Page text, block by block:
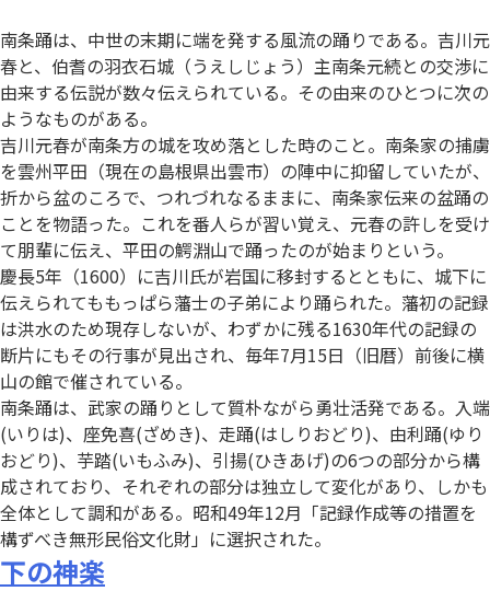
南条踊は、中世の末期に端を発する風流の踊りである。吉川元
春と、伯耆の羽衣石城（うえしじょう）主南条元続との交渉に
由来する伝説が数々伝えられている。その由来のひとつに次の
ようなものがある。
吉川元春が南条方の城を攻め落とした時のこと。南条家の捕虜
を雲州平田（現在の島根県出雲市）の陣中に抑留していたが、
折から盆のころで、つれづれなるままに、南条家伝来の盆踊の
ことを物語った。これを番人らが習い覚え、元春の許しを受け
て朋輩に伝え、平田の鰐淵山で踊ったのが始まりという。
慶長5年（1600）に吉川氏が岩国に移封するとともに、城下に
伝えられてももっぱら藩士の子弟により踊られた。藩初の記録
は洪水のため現存しないが、わずかに残る1630年代の記録の
断片にもその行事が見出され、毎年7月15日（旧暦）前後に横
山の館で催されている。
南条踊は、武家の踊りとして質朴ながら勇壮活発である。入端
(いりは)、座免喜(ざめき)、走踊(はしりおどり)、由利踊(ゆり
おどり)、芋踏(いもふみ)、引揚(ひきあげ)の6つの部分から構
成されており、それぞれの部分は独立して変化があり、しかも
全体として調和がある。昭和49年12月「記録作成等の措置を
構ずべき無形民俗文化財」に選択された。
下の神楽